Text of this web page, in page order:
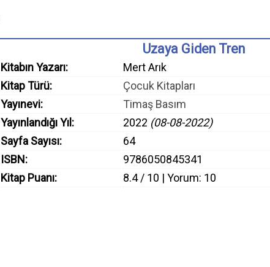
Uzaya Giden Tren
Kitabın Yazarı:
Mert Arık
Kitap Türü:
Çocuk Kitapları
Yayınevi:
Timaş Basım
Yayınlandığı Yıl:
2022 (08-08-2022)
Sayfa Sayısı:
64
ISBN:
9786050845341
Kitap Puanı:
8.4 / 10 | Yorum: 10